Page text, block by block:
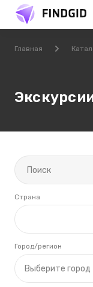
Главная
Страна
Выберите город
Город/регион